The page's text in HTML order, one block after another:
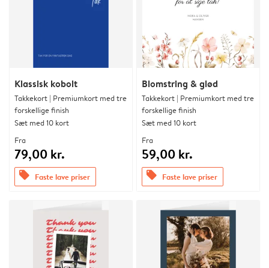
Klassisk kobolt
Takkekort | Premiumkort med tre
forskellige finish
Sæt med 10 kort
Fra
79,00 kr.
offers Faste lave priser
Blomstring & glød
Takkekort | Premiumkort med tre
forskellige finish
Sæt med 10 kort
Fra
59,00 kr.
offers Faste lave priser